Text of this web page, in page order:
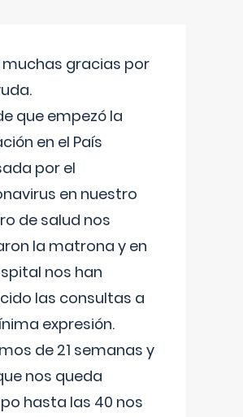
muchas gracias por
que empezó la
en el País
por el
en nuestro
de salud nos
la matrona y en
nos han
las consultas a
expresión.
de 21 semanas y
nos queda
hasta las 40 nos